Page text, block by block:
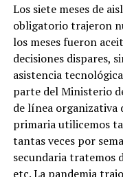
Los siete meses de
obligatorio trajeron
los meses fueron
decisiones dispares,
asistencia
parte del Ministerio
de línea organizativa
primaria utilicemos
tantas veces por
secundaria tratemos
etc. La pandemia